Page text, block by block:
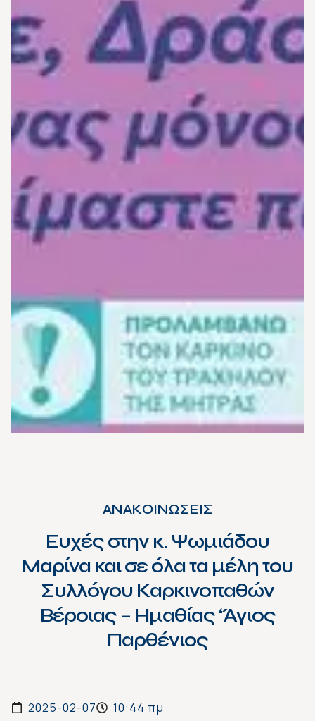
ΑΝΑΚΟΙΝΩΣΕΙΣ
Ευχές στην κ. Ψωμιάδου
Μαρίνα και σε όλα τα μέλη του
Συλλόγου Καρκινοπαθών
Βέροιας – Ημαθίας ‘Άγιος
Παρθένιος
2025-02-07 10:44 πμ